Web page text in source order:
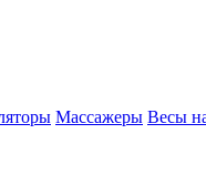
Массажеры Весы